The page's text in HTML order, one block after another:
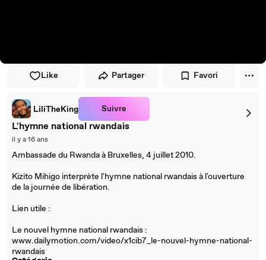
Like Partager Favori
LiliTheKing Suivre
L'hymne national rwandais
il y a 16 ans
Ambassade du Rwanda à Bruxelles, 4 juillet 2010.
Kizito Mihigo interprète l'hymne national rwandais à l'ouverture
de la journée de libération.
Lien utile :
Le nouvel hymne national rwandais :
www.dailymotion.com/video/x1cib7_le-nouvel-hymne-national-
rwandais